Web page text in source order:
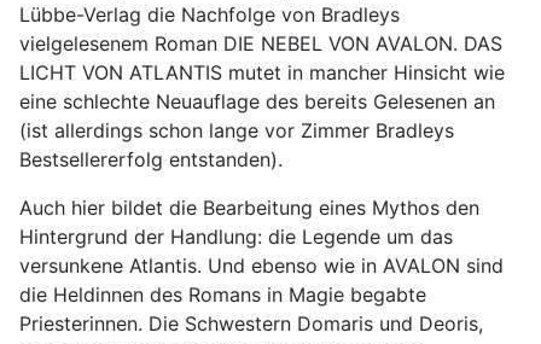
Lübbe-Verlag die Nachfolge von Bradleys
vielgelesenem Roman DIE NEBEL VON AVALON. DAS
LICHT VON ATLANTIS mutet in mancher Hinsicht wie
eine schlechte Neuauflage des bereits Gelesenen an
(ist allerdings schon lange vor Zimmer Bradleys
Bestsellererfolg entstanden).
Auch hier bildet die Bearbeitung eines Mythos den
Hintergrund der Handlung: die Legende um das
versunkene Atlantis. Und ebenso wie in AVALON sind
die Heldinnen des Romans in Magie begabte
Priesterinnen. Die Schwestern Domaris und Deoris,